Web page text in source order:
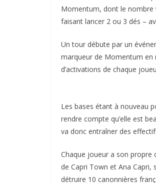
Momentum, dont le nombre
faisant lancer 2 ou 3 dés –
Un tour débute par un
marqueur de Momentum en
d’activations de chaque
Les bases étant à nouveau
rendre compte qu’elle est
va donc entraîner des
Chaque joueur a son propre
de Capri Town et Ana
détruire 10 canonnières